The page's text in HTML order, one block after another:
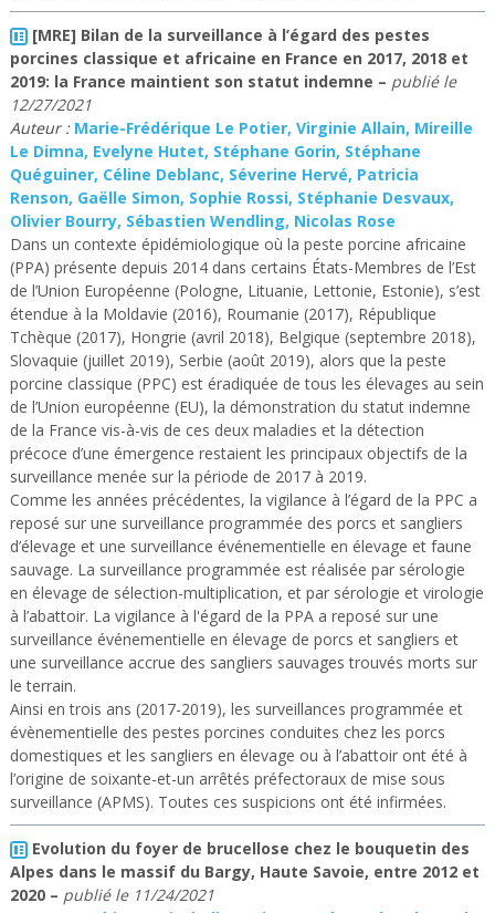
[MRE] Bilan de la surveillance à l’égard des pestes
porcines classique et africaine en France en 2017, 2018 et
2019: la France maintient son statut indemne – publié le
12/27/2021
Auteur : Marie-Frédérique Le Potier, Virginie Allain, Mireille
Le Dimna, Evelyne Hutet, Stéphane Gorin, Stéphane
Quéguiner, Céline Deblanc, Séverine Hervé, Patricia
Renson, Gaëlle Simon, Sophie Rossi, Stéphanie Desvaux,
Olivier Bourry, Sébastien Wendling, Nicolas Rose
Dans un contexte épidémiologique où la peste porcine africaine
(PPA) présente depuis 2014 dans certains États-Membres de l’Est
de l’Union Européenne (Pologne, Lituanie, Lettonie, Estonie), s’est
étendue à la Moldavie (2016), Roumanie (2017), République
Tchèque (2017), Hongrie (avril 2018), Belgique (septembre 2018),
Slovaquie (juillet 2019), Serbie (août 2019), alors que la peste
porcine classique (PPC) est éradiquée de tous les élevages au sein
de l’Union européenne (EU), la démonstration du statut indemne
de la France vis-à-vis de ces deux maladies et la détection
précoce d’une émergence restaient les principaux objectifs de la
surveillance menée sur la période de 2017 à 2019.
Comme les années précédentes, la vigilance à l’égard de la PPC a
reposé sur une surveillance programmée des porcs et sangliers
d’élevage et une surveillance événementielle en élevage et faune
sauvage. La surveillance programmée est réalisée par sérologie
en élevage de sélection-multiplication, et par sérologie et virologie
à l’abattoir. La vigilance à l'égard de la PPA a reposé sur une
surveillance événementielle en élevage de porcs et sangliers et
une surveillance accrue des sangliers sauvages trouvés morts sur
le terrain.
Ainsi en trois ans (2017-2019), les surveillances programmée et
évènementielle des pestes porcines conduites chez les porcs
domestiques et les sangliers en élevage ou à l’abattoir ont été à
l’origine de soixante-et-un arrêtés préfectoraux de mise sous
surveillance (APMS). Toutes ces suspicions ont été infirmées.
Evolution du foyer de brucellose chez le bouquetin des
Alpes dans le massif du Bargy, Haute Savoie, entre 2012 et
2020 – publié le 11/24/2021